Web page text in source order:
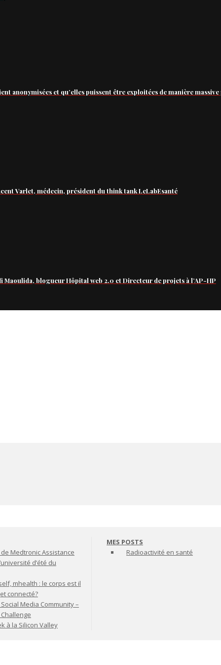
anonymisées et qu’elles puissent être exploitées de manière
Varlet, médecin, président du think tank LeLabEsanté
blogueur Hôpital web 2.0 et Directeur de projets à l’AP-HP
Medtronic Assistance
d’été du
mhealth : le corps est il
connecté?
Media Community –
à la Silicon Valley
MES POSTS
Radioactivité en santé